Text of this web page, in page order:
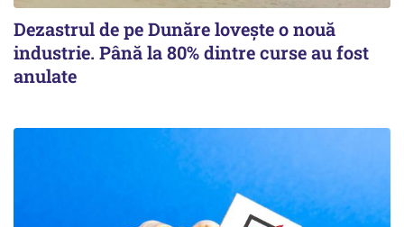
Dezastrul de pe Dunăre lovește o nouă
industrie. Până la 80% dintre curse au fost
anulate